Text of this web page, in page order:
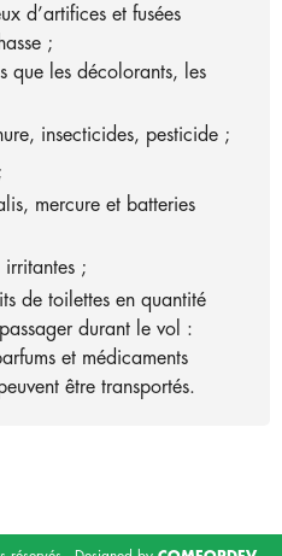
d’artiﬁces et fusées
;
que les décolorants, les
insecticides, pesticide ;
mercure et batteries
irritantes ;
de toilettes en quantité
durant le vol :
et médicaments
être transportés.